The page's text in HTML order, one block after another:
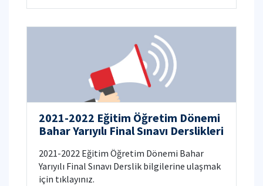
2021-2022 Eğitim Öğretim Dönemi
Bahar Yarıyılı Final Sınavı Derslikleri
2021-2022 Eğitim Öğretim Dönemi Bahar
Yarıyılı Final Sınavı Derslik bilgilerine ulaşmak
için tıklayınız.